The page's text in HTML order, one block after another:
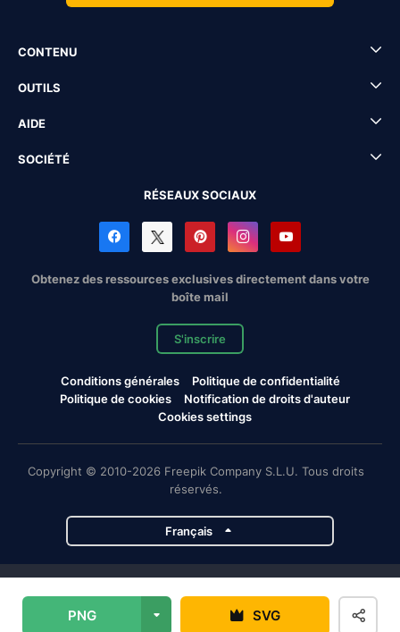
PNG SVG
CONTENU
OUTILS
AIDE
SOCIÉTÉ
RÉSEAUX SOCIAUX
Obtenez des ressources exclusives directement dans votre
boîte mail
S'inscrire
Conditions générales
Politique de confidentialité
Politique de cookies
Notification de droits d'auteur
Cookies settings
Copyright © 2010-2026 Freepik Company S.L.U. Tous droits
réservés.
Français